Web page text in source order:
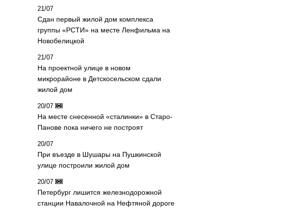
21/07
Сдан первый жилой дом комплекса
группы «РСТИ» на месте Ленфильма на
Новобелицкой
21/07
На проектной улице в новом
микрорайоне в Детскосельском сдали
жилой дом
20/07
На месте снесенной «сталинки» в Старо-
Панове пока ничего не построят
20/07
При въезде в Шушары на Пушкинской
улице построили жилой дом
20/07
Петербург лишится железнодорожной
станции Навалочной на Нефтяной дороге